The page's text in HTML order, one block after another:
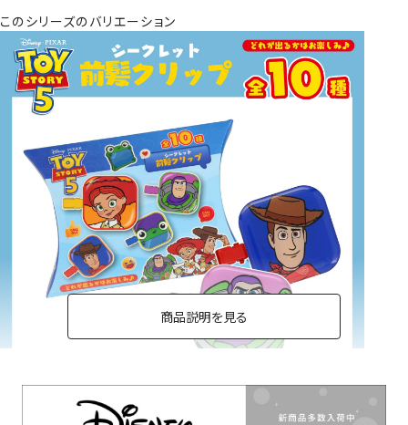
このシリーズのバリエーション
前髪クリップ＜単品＞
商品説明を見る